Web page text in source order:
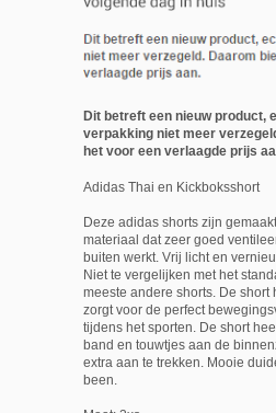
Dit betreft een nieuw product,
verpakking niet meer
het voor een verlaagde prijs
Adidas Thai en Kickboksshort
Deze adidas shorts zijn
materiaal dat zeer goed
buiten werkt. Vrij licht en
Niet te vergelijken met het
meeste andere shorts. De short
zorgt voor de perfect
tijdens het sporten. De short
band en touwtjes aan de
extra aan te trekken. Mooie
been.